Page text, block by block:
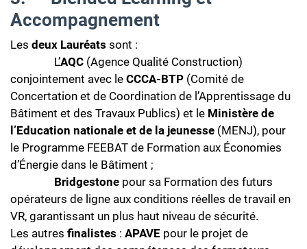
Accompagnement
Les deux Lauréats sont :
L’AQC (Agence Qualité Construction)
conjointement avec le CCCA-BTP (Comité de
Concertation et de Coordination de l’Apprentissage du
Bâtiment et des Travaux Publics) et le Ministère de
l’Education nationale et de la jeunesse (MENJ), pour
le Programme FEEBAT de Formation aux Économies
d’Énergie dans le Bâtiment ;
Bridgestone pour sa Formation des futurs
opérateurs de ligne aux conditions réelles de travail en
VR, garantissant un plus haut niveau de sécurité.
Les autres finalistes : APAVE pour le projet de